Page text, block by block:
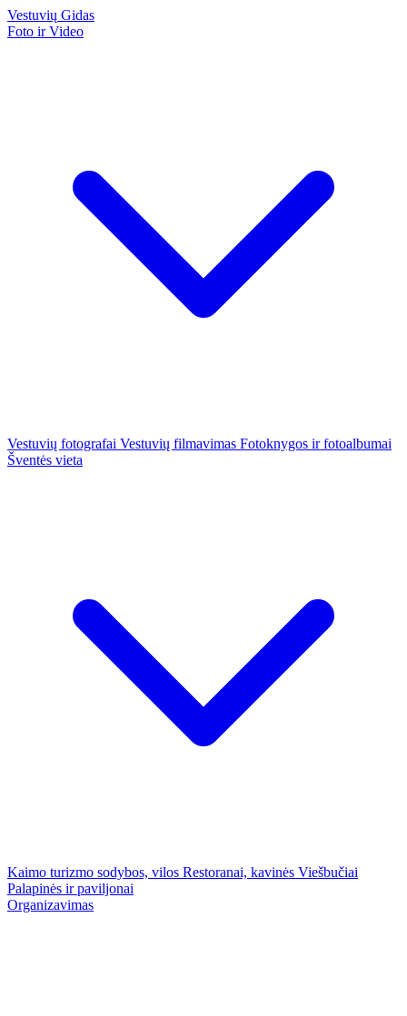
Vestuvių Gidas
Foto ir Video
Vestuvių fotografai Vestuvių filmavimas Fotoknygos ir fotoalbumai
Šventės vieta
Kaimo turizmo sodybos, vilos Restoranai, kavinės Viešbučiai
Palapinės ir paviljonai
Organizavimas